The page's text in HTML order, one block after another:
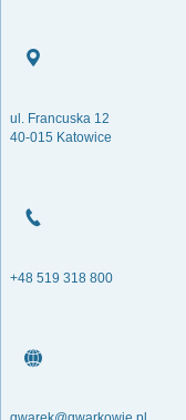
ul. Francuska 12
40-015 Katowice
+48 519 318 800